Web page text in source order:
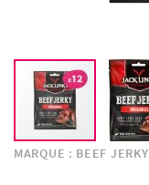
SKIP
MARQUE : BEEF JERKY